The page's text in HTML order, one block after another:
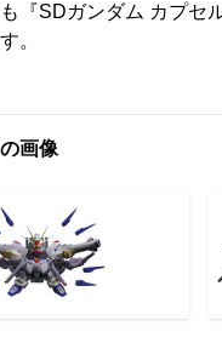
『SDガンダム カプセ
。
画像